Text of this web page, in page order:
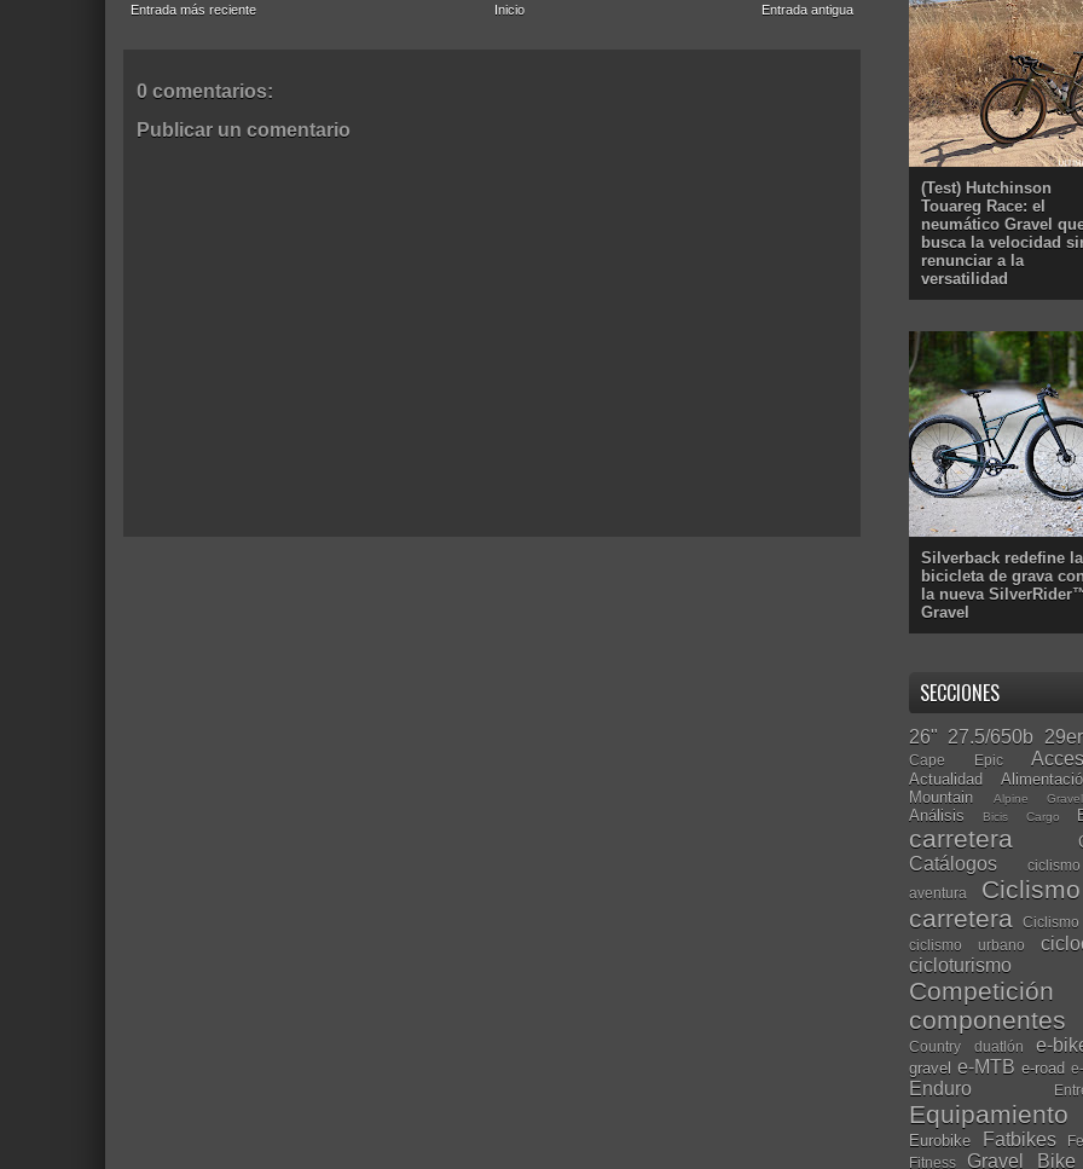
Entrada más reciente Entrada antigua
Inicio
0 comentarios:
Publicar un comentario
(Test) Hutchinson
Touareg Race: el
neumático Gravel
busca la velocidad
renunciar a la
versatilidad
Silverback redefine la
bicicleta de grava
la nueva
Gravel
SECCIONES
26" 27.5/650b 29er
Cape Epic
Actualidad
Mountain
Alpine
Análisis Bicis Cargo
carretera
Catálogos
aventura
carretera
Ciclismo
ciclismo urbano
cicloturismo
Competición
componentes
Country duatlón e-
gravel e-MTB e-road
Enduro
Equipamiento
Eurobike Fatbikes
Fitness
Gravel Bike